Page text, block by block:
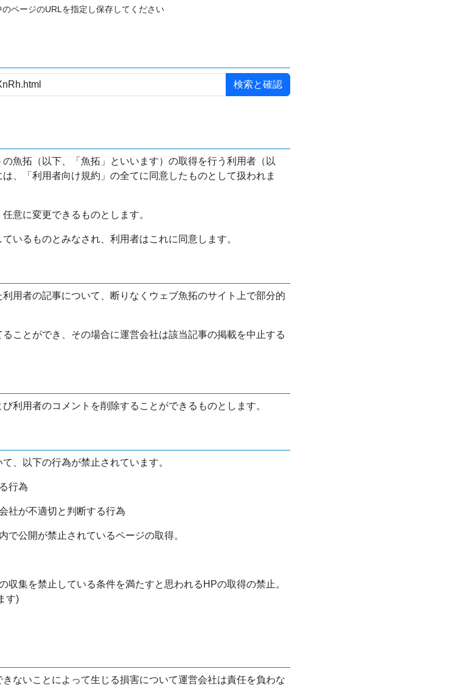
ページのURLを指定し保存してください
魚拓（以下、「魚拓」といいます）の取得を行う利用者（以
、「利用者向け規約」の全てに同意したものとして扱われま
意に変更できるものとします。
いるものとみなされ、利用者はこれに同意します。
用者の記事について、断りなくウェブ魚拓のサイト上で部分的
ことができ、その場合に運営会社は該当記事の掲載を中止する
利用者のコメントを削除することができるものとします。
、以下の行為が禁止されています。
行為
社が不適切と判断する行為
で公開が禁止されているページの取得。
収集を禁止している条件を満たすと思われるHPの取得の禁止。
す)
ないことによって生じる損害について運営会社は責任を負わな